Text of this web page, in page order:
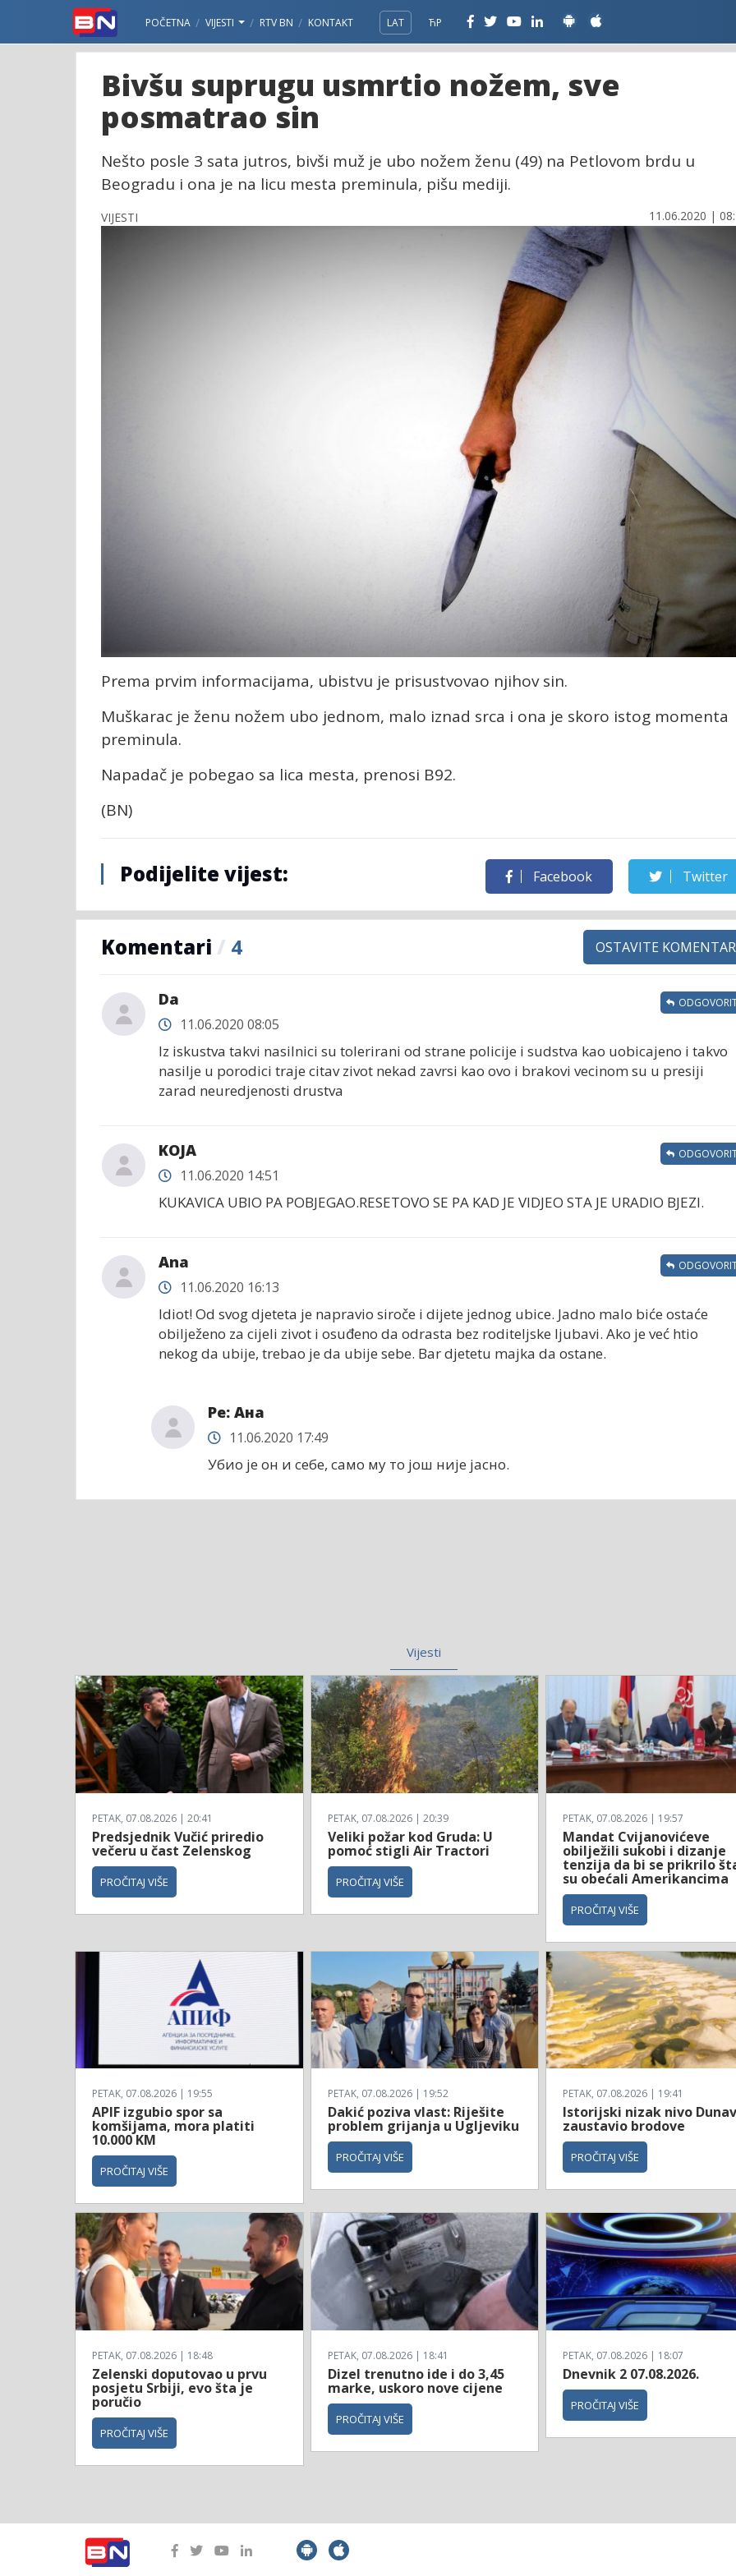
POČETNA VIJESTI RTV BN KONTAKT LAT ЋР
Bivšu suprugu usmrtio nožem, sve
posmatrao sin
Nešto posle 3 sata jutros, bivši muž je ubo nožem ženu (49) na Petlovom brdu u
Beogradu i ona je na licu mesta preminula, pišu mediji.
VIJESTI 11.06.2020 |
Prema prvim informacijama, ubistvu je prisustvovao njihov sin.
Muškarac je ženu nožem ubo jednom, malo iznad srca i ona je skoro istog momenta
preminula.
Napadač je pobegao sa lica mesta, prenosi B92.
(BN)
Podijelite vijest: Facebook Twitter
Komentari / 4 OSTAVITE KOMENTAR
Da
11.06.2020 08:05
Iz iskustva takvi nasilnici su tolerirani od strane policije i sudstva kao uobicajeno i takvo
nasilje u porodici traje citav zivot nekad zavrsi kao ovo i brakovi vecinom su u presiji
zarad neuredjenosti drustva
KOJA
11.06.2020 14:51
KUKAVICA UBIO PA POBJEGAO.RESETOVO SE PA KAD JE VIDJEO STA JE URADIO BJEZI.
Ana
11.06.2020 16:13
Idiot! Od svog djeteta je napravio siroče i dijete jednog ubice. Jadno malo biće ostaće
obilježeno za cijeli zivot i osuđeno da odrasta bez roditeljske ljubavi. Ako je već htio
nekog da ubije, trebao je da ubije sebe. Bar djetetu majka da ostane.
Ре: Ана
11.06.2020 17:49
Убио је он и себе, само му то још није јасно.
Vijesti
PETAK, 07.08.2026 | 20:41
Predsjednik Vučić priredio
večeru u čast Zelenskog
PROČITAJ VIŠE
PETAK, 07.08.2026 | 20:39
Veliki požar kod Gruda: U
pomoć stigli Air Tractori
PROČITAJ VIŠE
PETAK, 07.08.2026 | 19:57
Mandat Cvijanovićeve
obilježili sukobi i dizanje
tenzija da bi se prikrilo
su obećali Amerikancima
PROČITAJ VIŠE
PETAK, 07.08.2026 | 19:55
APIF izgubio spor sa
komšijama, mora platiti
10.000 KM
PROČITAJ VIŠE
PETAK, 07.08.2026 | 19:52
Dakić poziva vlast: Riješite
problem grijanja u Ugljeviku
PROČITAJ VIŠE
PETAK, 07.08.2026 | 19:41
Istorijski nizak nivo
zaustavio brodove
PROČITAJ VIŠE
PETAK, 07.08.2026 | 18:48
Zelenski doputovao u prvu
posjetu Srbiji, evo šta je
poručio
PROČITAJ VIŠE
PETAK, 07.08.2026 | 18:41
Dizel trenutno ide i do 3,45
marke, uskoro nove cijene
PROČITAJ VIŠE
PETAK, 07.08.2026 | 18:07
Dnevnik 2 07.08.2026.
PROČITAJ VIŠE